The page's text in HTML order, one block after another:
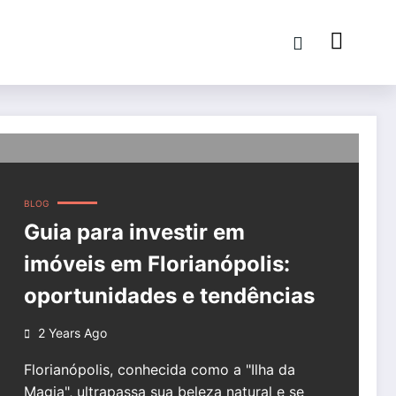
BLOG
Guia para investir em
imóveis em Florianópolis:
oportunidades e tendências
2 Years Ago
Florianópolis, conhecida como a "Ilha da
Magia", ultrapassa sua beleza natural e se